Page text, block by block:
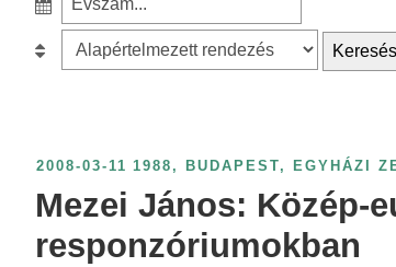
c
o
r
:
z
é
v
s
e
r
o
l
á
Keresés
2008-03-11 1988 , BUDAPEST, EGYHÁZI
Mezei János: Közép-
responzóriumokban